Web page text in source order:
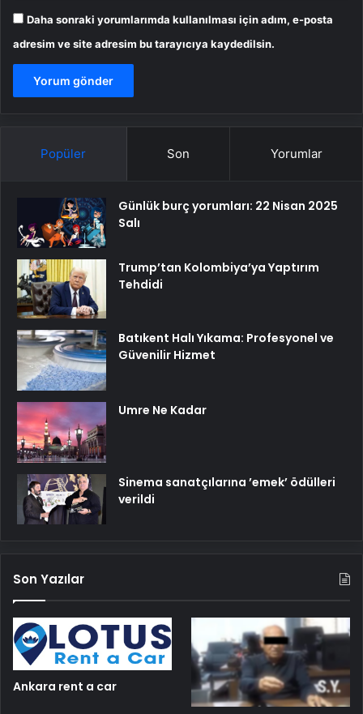
Daha sonraki yorumlarımda kullanılması için adım, e-posta
adresim ve site adresim bu tarayıcıya kaydedilsin.
Popüler Son Yorumlar
Günlük burç yorumları: 22 Nisan 2025
Salı
Trump’tan Kolombiya’ya Yaptırım
Tehdidi
Batıkent Halı Yıkama: Profesyonel ve
Güvenilir Hizmet
Umre Ne Kadar
Sinema sanatçılarına ’emek’ ödülleri
verildi
Son Yazılar
Ankara rent a car